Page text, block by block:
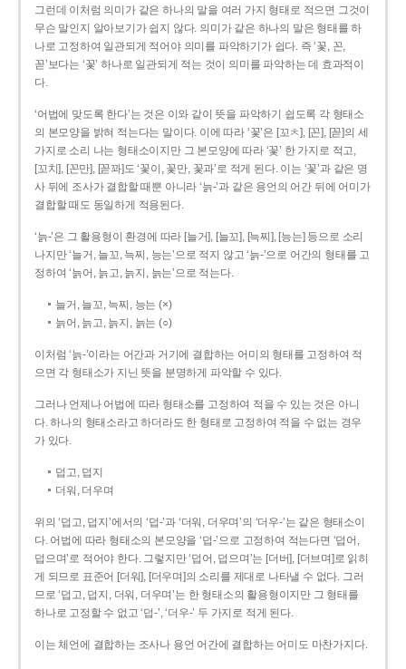
그런데 이처럼 의미가 같은 하나의 말을 여러 가지 형태로 적으면 그것이
무슨 말인지 알아보기가 쉽지 않다. 의미가 같은 하나의 말은 형태를 하
나로 고정하여 일관되게 적어야 의미를 파악하기가 쉽다. 즉 ‘꽃, 꼰,
꼳’보다는 ‘꽃’ 하나로 일관되게 적는 것이 의미를 파악하는 데 효과적이
다.
‘어법에 맞도록 한다’는 것은 이와 같이 뜻을 파악하기 쉽도록 각 형태소
의 본모양을 밝혀 적는다는 말이다. 이에 따라 ‘꽃’은 [꼬ㅊ], [꼰], [꼳]의 세
가지로 소리 나는 형태소이지만 그 본모양에 따라 ‘꽃’ 한 가지로 적고,
[꼬치], [꼰만], [꼳꽈]도 ‘꽃이, 꽃만, 꽃과’로 적게 된다. 이는 ‘꽃’과 같은 명
사 뒤에 조사가 결합할 때뿐 아니라 ‘늙-’과 같은 용언의 어간 뒤에 어미가
결합할 때도 동일하게 적용된다.
‘늙-’은 그 활용형이 환경에 따라 [늘거], [늘꼬], [늑찌], [능는] 등으로 소리
나지만 ‘늘거, 늘꼬, 늑찌, 능는’으로 적지 않고 ‘늙-’으로 어간의 형태를 고
정하여 ‘늙어, 늙고, 늙지, 늙는’으로 적는다.
늘거, 늘꼬, 늑찌, 능는 (×)
늙어, 늙고, 늙지, 늙는 (○)
이처럼 ‘늙-­’이라는 어간과 거기에 결합하는 어미의 형태를 고정하여 적
으면 각 형태소가 지닌 뜻을 분명하게 파악할 수 있다.
그러나 언제나 어법에 따라 형태소를 고정하여 적을 수 있는 것은 아니
다. 하나의 형태소라고 하더라도 한 형태로 고정하여 적을 수 없는 경우
가 있다.
덥고, 덥지
더워, 더우며
위의 ‘덥고, 덥지’에서의 ‘덥-­’과 ‘더워, 더우며’의 ‘더우-­’는 같은 형태소이
다. 어법에 따라 형태소의 본모양을 ‘덥-­’으로 고정하여 적는다면 ‘덥어,
덥으며’로 적어야 한다. 그렇지만 ‘덥어, 덥으며’는 [더버], [더브며]로 읽히
게 되므로 표준어 [더워], [더우며]의 소리를 제대로 나타낼 수 없다. 그러
므로 ‘덥고, 덥지, 더워, 더우며’는 한 형태소의 활용형이지만 그 형태를
하나로 고정할 수 없고 ‘덥-’, ‘더우-’ 두 가지로 적게 된다.
이는 체언에 결합하는 조사나 용언 어간에 결합하는 어미도 마찬가지다.